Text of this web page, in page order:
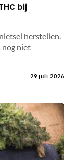
bij
herstellen.
nog niet
29 juli 2026